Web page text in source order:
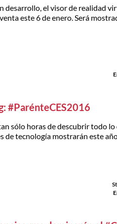
desarrollo, el visor de realidad
este 6 de enero. Será
#ParénteCES2016
sólo horas de descubrir todo lo
de tecnología mostrarán este